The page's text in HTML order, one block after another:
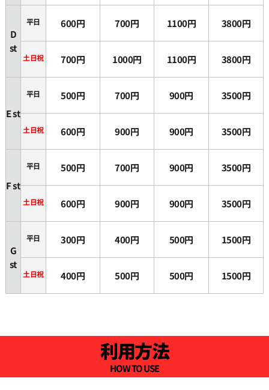
D
st
平日 600円 700円 1100円 3800円
土日祝 700円 1000円 1100円 3800円
E st
平日 500円 700円 900円 3500円
土日祝 600円 900円 900円 3500円
F st
平日 500円 700円 900円 3500円
土日祝 600円 900円 900円 3500円
G
st
平日 300円 400円 500円 1500円
土日祝 400円 500円 500円 1500円
利用方法
HOW TO USE